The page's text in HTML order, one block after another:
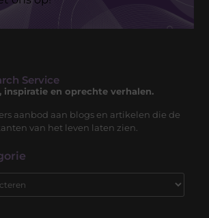
Service
inspiratie en oprechte verhalen.
aanbod aan blogs en artikelen die de
van het leven laten zien.